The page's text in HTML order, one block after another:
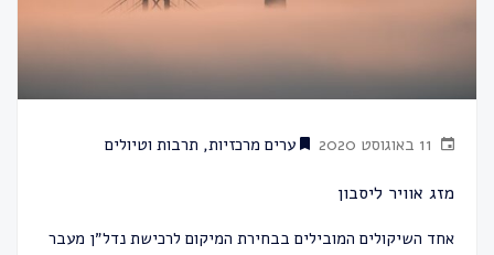
ערים מרכזיות, תרבות וטיולים
מזג אוויר ליסבון
אחד השיקולים המובילים בבחירת המיקום לרכישת נדל״ן מעבר